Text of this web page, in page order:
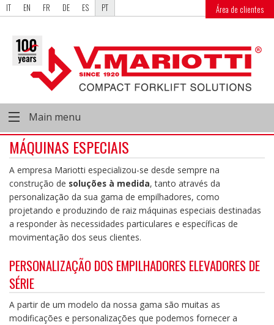
IT EN FR DE ES PT Área de clientes
Main menu
MÁQUINAS ESPECIAIS
A empresa Mariotti especializou-se desde sempre na
construção de soluções à medida, tanto através da
personalização da sua gama de empilhadores, como
projetando e produzindo de raiz máquinas especiais destinadas
a responder às necessidades particulares e específicas de
movimentação dos seus clientes.
PERSONALIZAÇÃO DOS EMPILHADORES ELEVADORES DE
SÉRIE
A partir de um modelo da nossa gama são muitas as
modificações e personalizações que podemos fornecer a